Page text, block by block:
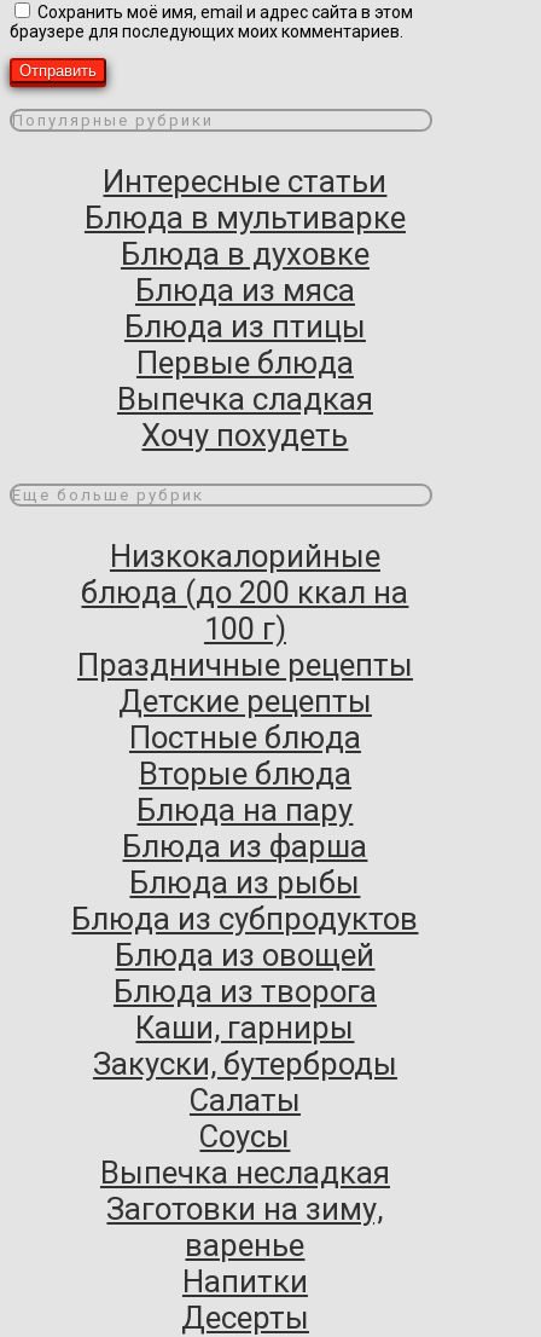
Сохранить моё имя, email и адрес сайта в этом
браузере для последующих моих комментариев.
Популярные рубрики
Интересные статьи
Блюда в мультиварке
Блюда в духовке
Блюда из мяса
Блюда из птицы
Первые блюда
Выпечка сладкая
Хочу похудеть
Еще больше рубрик
Низкокалорийные
блюда (до 200 ккал на
100 г)
Праздничные рецепты
Детские рецепты
Постные блюда
Вторые блюда
Блюда на пару
Блюда из фарша
Блюда из рыбы
Блюда из субпродуктов
Блюда из овощей
Блюда из творога
Каши, гарниры
Закуски, бутерброды
Салаты
Соусы
Выпечка несладкая
Заготовки на зиму,
варенье
Напитки
Десерты